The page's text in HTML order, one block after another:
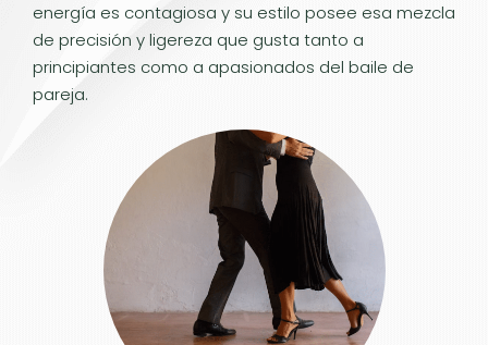
energía es contagiosa y su estilo posee esa mezcla
de precisión y ligereza que gusta tanto a
principiantes como a apasionados del baile de
pareja.